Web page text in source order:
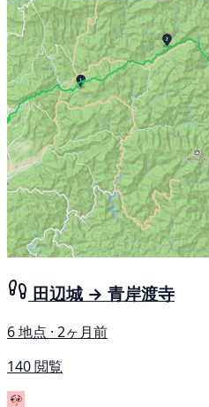
田辺城 → 青岸渡寺
6 地点 · 2ヶ月前
140 閲覧